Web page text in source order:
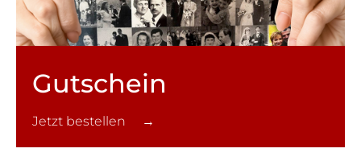
Gutschein
Jetzt bestellen →